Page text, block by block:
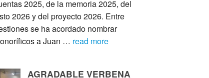
2025, de la memoria 2025, del
2026 y del proyecto 2026. Entre
se ha acordado nombrar
a Juan … read more
AGRADABLE VERBENA